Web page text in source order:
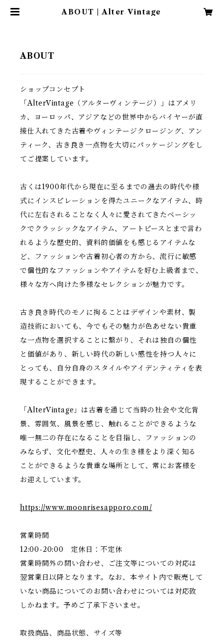
ABOUT | Alter Vintage
ABOUT
ショップコンセプト
「AlterVintage（アルターヴィンテージ）」はアメリ
カ、ヨーロッパ、アジアなどの世界中からバイヤーが直
接仕入れてきた古着やヴィンテージクロージング、アン
ティーク、古き良き一点物を大切にパッケージングをし
てご提案しています。
古くは1900年代から現在に至るまでの過去の時代や様
式にインスピレーションを得たユニークなアイテム、時
代に左右されることなく人々に愛されてきたベーシッ
クでクラッシックなアイテム、アートピースとまで言わ
れるような歴史的、資料的価値をも感じるアイテムな
ど、ファッションや古着初心者の方から、流行に敏感
で個性的なファッションやアイテムを好む上級者まで、
様々な方へ向けた多様なセレクションが魅力です。
古き良き時代のモノに拘ることはデザインや素材、製
造技術においても、今でもその魅力が色あせない貴重
な一点物を選択することに繋がり、それは独自の個性
と価値があり、新しい時代の新しい感性を持つ人々に
とっても、自分自身のスタイルやアイデンティティを表
現することができます。
「AlterVintage」は古着を通じて当時の社会や文化背
景、雰囲気、風景を感じ、触れることができるような
唯一無二の存在になることを目指し、ファッションの
みならず、文化や歴史、人々の生き様をより深く知る
ことができるような貴重な場所として、常にお客様を
お迎えしています。
https://www.moonrisesapporo.com/
営業時間
12:00-20:00 定休日：不定休
営業時間外の問い合わせ、ご注文等についての対応は
翌営業日以降となります。なお、本サイト内で販売して
いない商品についてのお問い合わせについては対応致
しかねます。予めご了承下さいませ。
取扱商品、商品状態、サイズ等